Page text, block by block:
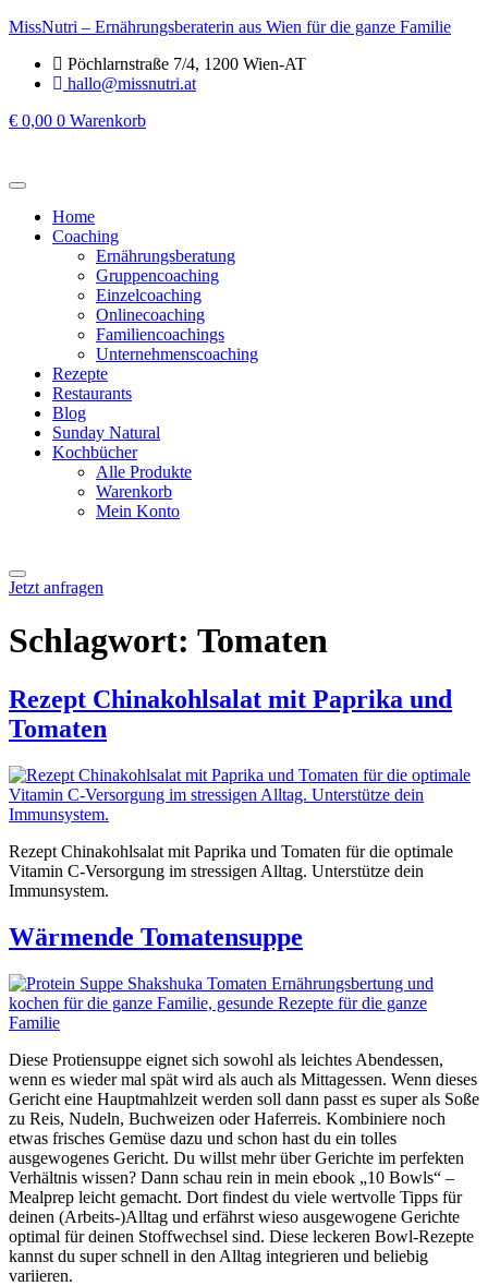
MissNutri – Ernährungsberaterin aus Wien für die ganze Familie
Pöchlarnstraße 7/4, 1200 Wien-AT
hallo@missnutri.at
€ 0,00 0 Warenkorb
Home
Coaching
Ernährungsberatung
Gruppencoaching
Einzelcoaching
Onlinecoaching
Familiencoachings
Unternehmenscoaching
Rezepte
Restaurants
Blog
Sunday Natural
Kochbücher
Alle Produkte
Warenkorb
Mein Konto
Jetzt anfragen
Schlagwort: Tomaten
Rezept Chinakohlsalat mit Paprika und
Tomaten
Rezept Chinakohlsalat mit Paprika und Tomaten für die optimale
Vitamin C-Versorgung im stressigen Alltag. Unterstütze dein
Immunsystem.
Wärmende Tomatensuppe
Diese Protiensuppe eignet sich sowohl als leichtes Abendessen,
wenn es wieder mal spät wird als auch als Mittagessen. Wenn dieses
Gericht eine Hauptmahlzeit werden soll dann passt es super als Soße
zu Reis, Nudeln, Buchweizen oder Haferreis. Kombiniere noch
etwas frisches Gemüse dazu und schon hast du ein tolles
ausgewogenes Gericht. Du willst mehr über Gerichte im perfekten
Verhältnis wissen? Dann schau rein in mein ebook „10 Bowls“ –
Mealprep leicht gemacht. Dort findest du viele wertvolle Tipps für
deinen (Arbeits-)Alltag und erfährst wieso ausgewogene Gerichte
optimal für deinen Stoffwechsel sind. Diese leckeren Bowl-Rezepte
kannst du super schnell in den Alltag integrieren und beliebig
variieren.